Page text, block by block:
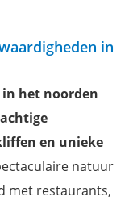
in
het noorden
en unieke
natuur
met restaurants,